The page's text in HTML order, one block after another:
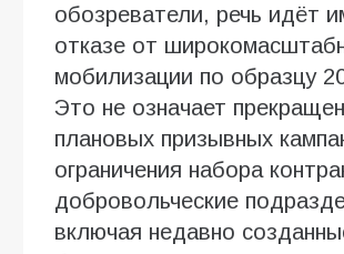
обозреватели, речь идёт
отказе от
мобилизации по образцу
Это не означает
плановых призывных
ограничения набора
добровольческие
включая недавно